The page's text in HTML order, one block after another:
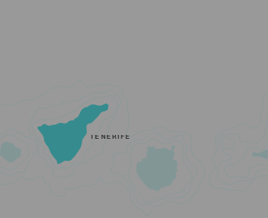
TENERIFE